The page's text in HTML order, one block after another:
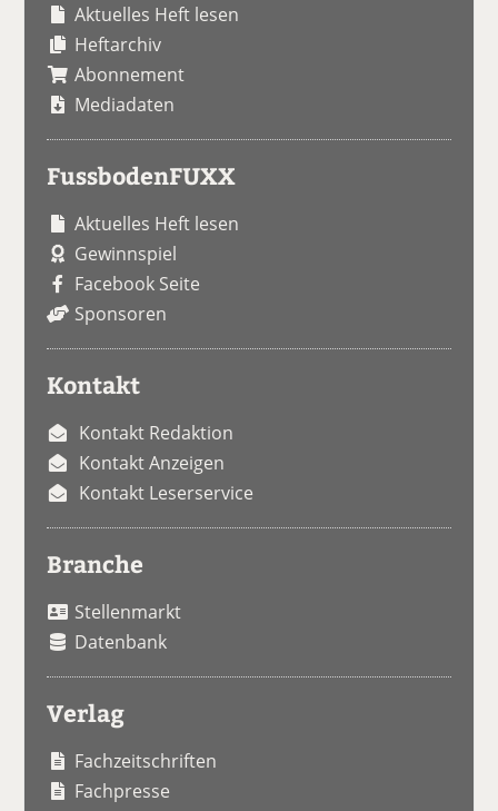
Aktuelles Heft lesen
Heftarchiv
Abonnement
Mediadaten
FussbodenFUXX
Aktuelles Heft lesen
Gewinnspiel
Facebook Seite
Sponsoren
Kontakt
Kontakt Redaktion
Kontakt Anzeigen
Kontakt Leserservice
Branche
Stellenmarkt
Datenbank
Verlag
Fachzeitschriften
Fachpresse